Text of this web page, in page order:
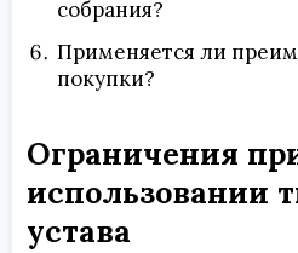
собрания?
Применяется ли
покупки?
Ограничения
использовании
устава